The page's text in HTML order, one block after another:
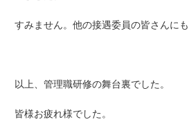
すみません。他の接遇委員の皆さんに
以上、管理職研修の舞台裏でした。
皆様お疲れ様でした。